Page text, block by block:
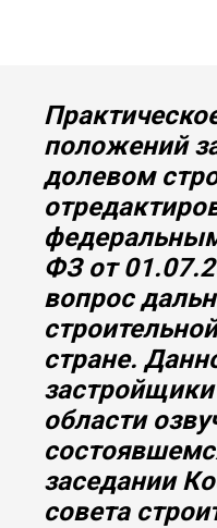
положений
долевом
ФЗ от
вопрос
стране.
области
заседании
совета